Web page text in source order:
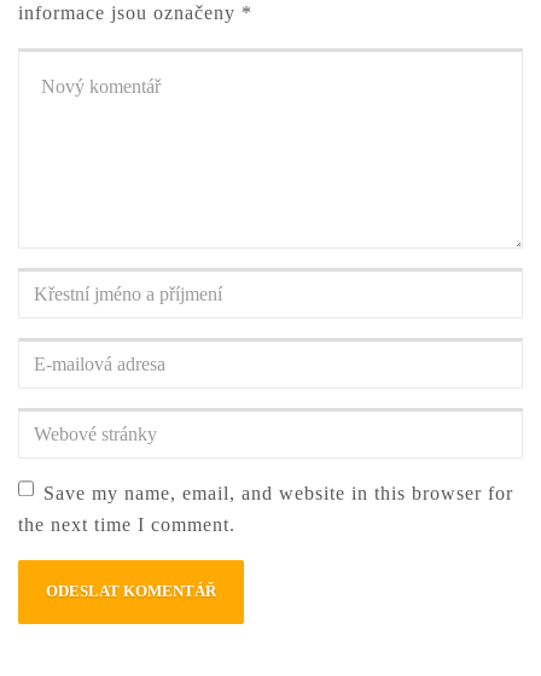
informace jsou označeny *
komentář*
Křestní
a
příjmení*
adresa*
Save my name, email, and website in this browser for
the next time I comment.